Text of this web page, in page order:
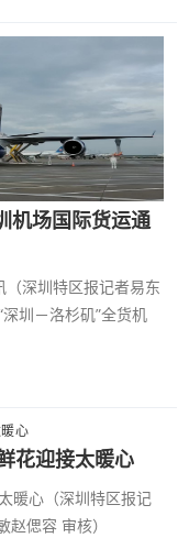
机场国际货运通
深圳特区报记者易东
圳－洛杉矶”全货机
花迎接太暖心
暖心（深圳特区报记
偲容 审核）